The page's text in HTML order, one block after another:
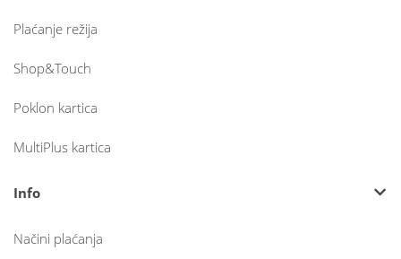
Plaćanje režija
Shop&Touch
Poklon kartica
MultiPlus kartica
Info
Načini plaćanja